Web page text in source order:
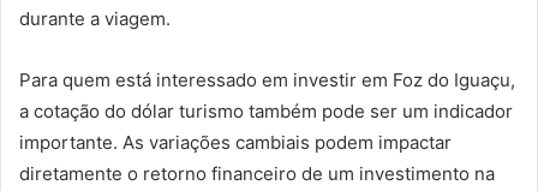
durante a viagem.
Para quem está interessado em investir em Foz do Iguaçu,
a cotação do dólar turismo também pode ser um indicador
importante. As variações cambiais podem impactar
diretamente o retorno financeiro de um investimento na